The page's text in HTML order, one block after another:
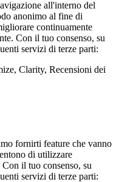
all'interno del
anonimo al fine di
continuamente
Con il tuo consenso, su
servizi di terze parti:
Clarity, Recensioni dei
fornirti feature che vanno
di utilizzare
il tuo consenso, su
servizi di terze parti: